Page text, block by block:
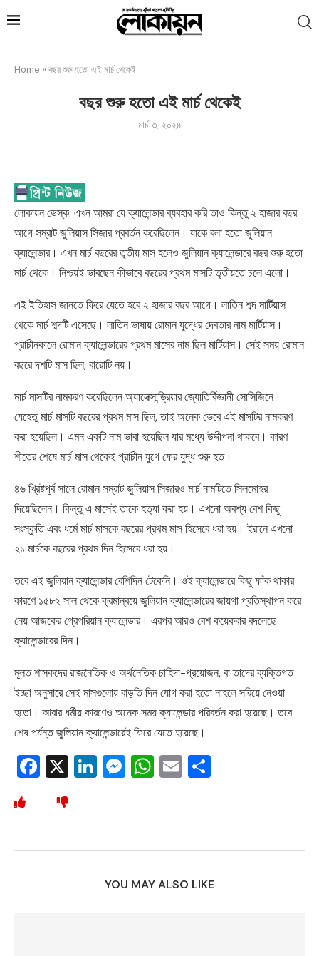
Home » বছর শুরু হতো এই মার্চ থেকেই
বছর শুরু হতো এই মার্চ থেকেই
মার্চ ৩, ২০২৪
লোকায়ন ডেস্ক: এখন আমরা যে ক্যালেন্ডার ব্যবহার করি তাও কিন্তু ২ হাজার বছর
আগে সম্রাট জুলিয়াস সিজার প্রবর্তন করেছিলেন। যাকে বলা হতো জুলিয়ান
ক্যালেন্ডার। এখন মার্চ বছরের তৃতীয় মাস হলেও জুলিয়ান ক্যালেন্ডারে বছর শুরু হতো
মার্চ থেকে। নিশ্চয়ই ভাবছেন কীভাবে বছরের প্রথম মাসটি তৃতীয়তে চলে এলো।
এই ইতিহাস জানতে ফিরে যেতে হবে ২ হাজার বছর আগে। লাতিন শব্দ মার্টিয়াস
থেকে মার্চ শব্দটি এসেছে। লাতিন ভাষায় রোমান যুদ্ধের দেবতার নাম মার্টিয়াস।
প্রাচীনকালে রোমান ক্যালেন্ডারের প্রথম মাসের নাম ছিল মার্টিয়াস। সেই সময় রোমান
বছরে দশটি মাস ছিল, বারোটি নয়।
মার্চ মাসটির নামকরণ করেছিলেন অ্যালেক্সান্ড্রিয়ার জ্যোতির্বিজ্ঞানী সোসিজিনে।
যেহেতু মার্চ মাসটি বছরের প্রথম মাস ছিল, তাই অনেক ভেবে এই মাসটির নামকরণ
করা হয়েছিল। এমন একটি নাম ভাবা হয়েছিল যার মধ্যে উদ্দীপনা থাকবে। কারণ
শীতের শেষে মার্চ মাস থেকেই প্রাচীন যুগে ফের যুদ্ধ শুরু হত।
৪৬ খ্রিষ্টপূর্ব সালে রোমান সম্রাট জুলিয়াস সিজারও মার্চ নামটিতে সিলমোহর
দিয়েছিলেন। কিন্তু এ মাসেই তাকে হত্যা করা হয়। এখনো অবশ্য বেশ কিছু
সংস্কৃতি এবং ধর্মে মার্চ মাসকে বছরের প্রথম মাস হিসেবে ধরা হয়। ইরানে এখনো
২১ মার্চকে বছরের প্রথম দিন হিসেবে ধরা হয়।
তবে এই জুলিয়ান ক্যালেন্ডার বেশিদিন টেকেনি। ওই ক্যালেন্ডারে কিছু ফাঁক থাকার
কারণে ১৫৮২ সাল থেকে ক্রমান্বয়ে জুলিয়ান ক্যালেন্ডারের জায়গা প্রতিস্থাপন করে
নেয় আজকের গ্রেগরিয়ান ক্যালেন্ডার। এরপর আরও বেশ কয়েকবার বদলেছে
ক্যালেন্ডারের দিন।
মূলত শাসকদের রাজনৈতিক ও অর্থনৈতিক চাহিদা-প্রয়োজন, বা তাদের ব্যক্তিগত
ইচ্ছা অনুসারে সেই মাসগুলোয় বাড়তি দিন যোগ করা হতো নাহলে সরিয়ে নেওয়া
হতো। আবার ধর্মীয় কারণেও অনেক সময় ক্যালেন্ডার পরিবর্তন করা হয়েছে। তবে
শেষ পর্যন্ত জুলিয়ান ক্যালেন্ডারেই ফিরে যেতে হয়েছে।
Facebook
X LinkedIn
Messenger
WhatsApp
Email
YOU MAY ALSO LIKE